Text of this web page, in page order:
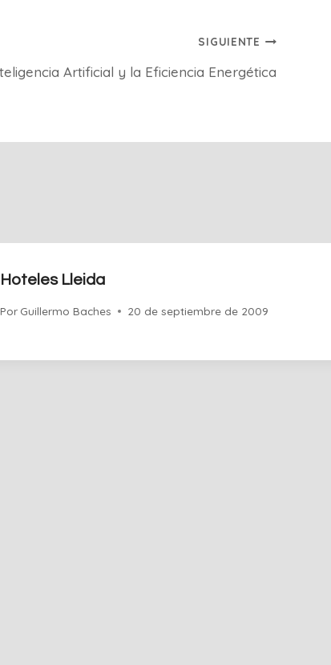
SIGUIENTE
Artificial y la Eficiencia Energética
Hoteles Lleida
Por Guillermo Baches 20 de septiembre de 2009